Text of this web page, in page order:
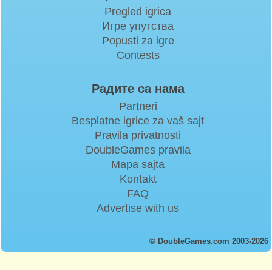
Pregled igrica
Игре упутства
Popusti za igre
Contests
Радите са нама
Partneri
Besplatne igrice za vaš sajt
Pravila privatnosti
DoubleGames pravila
Mapa sajta
Kontakt
FAQ
Advertise with us
© DoubleGames.com 2003-2026